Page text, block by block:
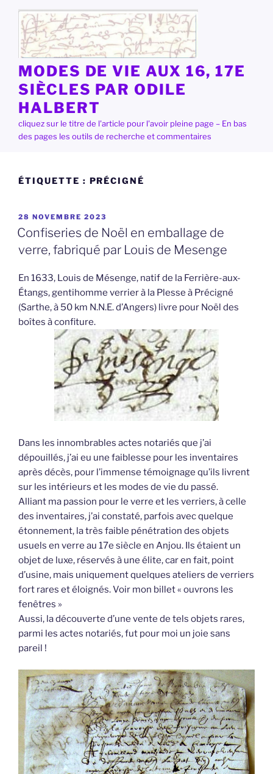
contenu
principal
MODES DE VIE AUX 16, 17E
SIÈCLES PAR ODILE
HALBERT
cliquez sur le titre de l'article pour l'avoir pleine page – En bas
des pages les outils de recherche et commentaires
ÉTIQUETTE : PRÉCIGNÉ
PUBLIÉ
LE
28 NOVEMBRE 2023
Confiseries de Noël en emballage de
verre, fabriqué par Louis de Mesenge
En 1633, Louis de Mésenge, natif de la Ferrière-aux-
Étangs, gentihomme verrier à la Plesse à Précigné
(Sarthe, à 50 km N.N.E. d’Angers) livre pour Noël des
boîtes à confiture.
Dans les innombrables actes notariés que j’ai
dépouillés, j’ai eu une faiblesse pour les inventaires
après décès, pour l’immense témoignage qu’ils livrent
sur les intérieurs et les modes de vie du passé.
Alliant ma passion pour le verre et les verriers, à celle
des inventaires, j’ai constaté, parfois avec quelque
étonnement, la très faible pénétration des objets
usuels en verre au 17e siècle en Anjou. Ils étaient un
objet de luxe, réservés à une élite, car en fait, point
d’usine, mais uniquement quelques ateliers de verriers
fort rares et éloignés. Voir mon billet « ouvrons les
fenêtres »
Aussi, la découverte d’une vente de tels objets rares,
parmi les actes notariés, fut pour moi un joie sans
pareil !